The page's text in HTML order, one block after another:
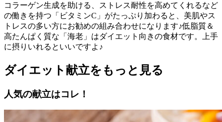
コラーゲン生成を助ける、ストレス耐性を高めてくれるなど
の働きを持つ「ビタミンC」がたっぷり加わると、美肌やス
トレスの多い方にお勧めの組み合わせになります♪低脂質＆
高たんぱく質な「海老」はダイエット向きの食材です。上手
に摂りいれるといいですよ♪
ダイエット献立をもっと見る
人気の献立はコレ！